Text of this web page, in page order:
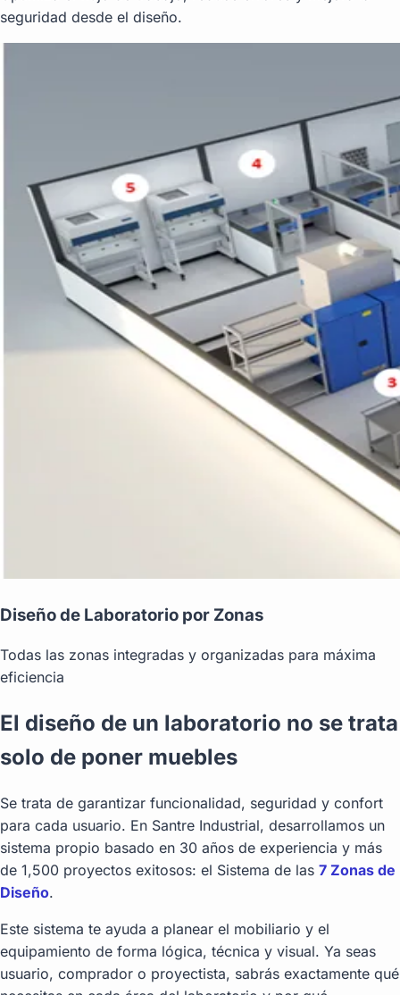
seguridad desde el diseño.
Diseño de Laboratorio por Zonas
Todas las zonas integradas y organizadas para máxima
eficiencia
El diseño de un laboratorio no se trata
solo de poner muebles
Se trata de garantizar funcionalidad, seguridad y confort
para cada usuario. En Santre Industrial, desarrollamos un
sistema propio basado en 30 años de experiencia y más
de 1,500 proyectos exitosos: el Sistema de las 7 Zonas de
Diseño.
Este sistema te ayuda a planear el mobiliario y el
equipamiento de forma lógica, técnica y visual. Ya seas
usuario, comprador o proyectista, sabrás exactamente qué